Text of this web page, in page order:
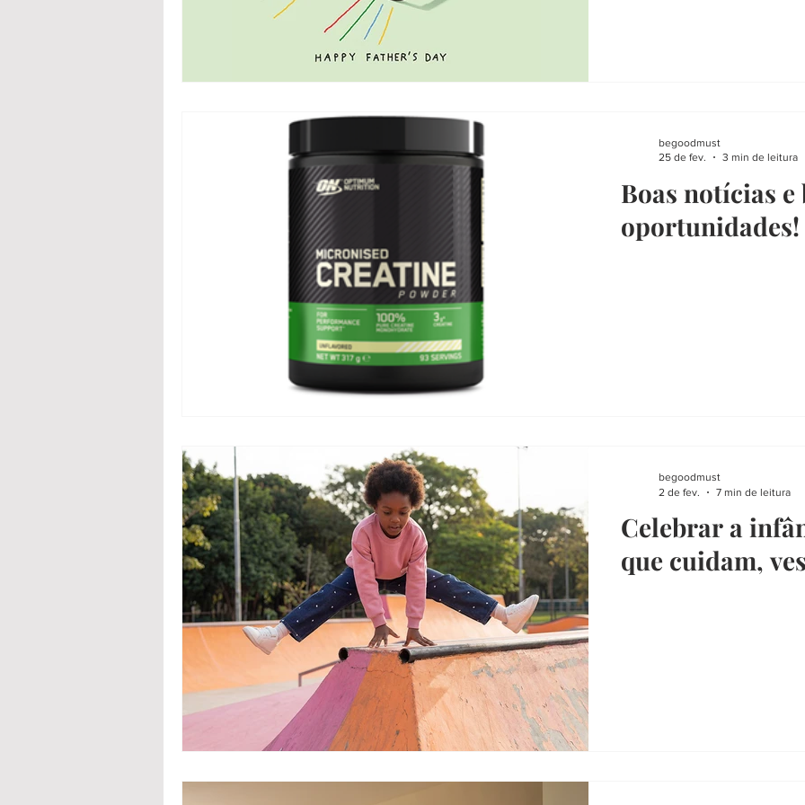
Boas notícias e
oportunidades!
begoodmust
25 de fev.
3 min de leitura
Celebrar a
que cuidam,
begoodmust
2 de fev.
7 min de leitura